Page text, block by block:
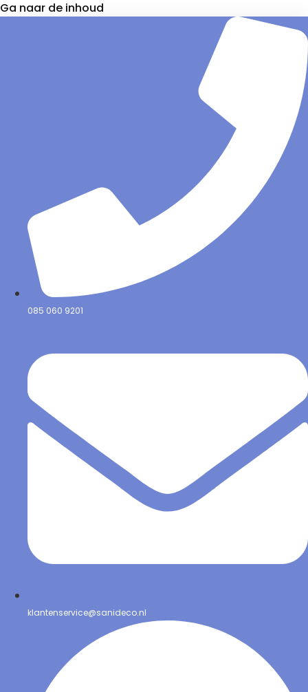
Ga naar de inhoud
085 060 9201
klantenservice@sanideco.nl